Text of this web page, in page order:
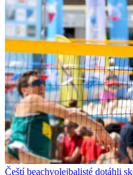
Čeští beachvolejbalisté dotáhli